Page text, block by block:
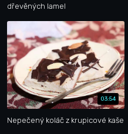
dřevěných lamel
03:54
Nepečený koláč z krupicové kaše